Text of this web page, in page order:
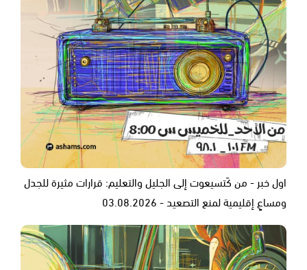
اول خبر - من كَتسيعوت إلى الجليل والتعليم: قرارات مثيرة للجدل
ومساعٍ إقليمية لمنع التصعيد - 03.08.2026